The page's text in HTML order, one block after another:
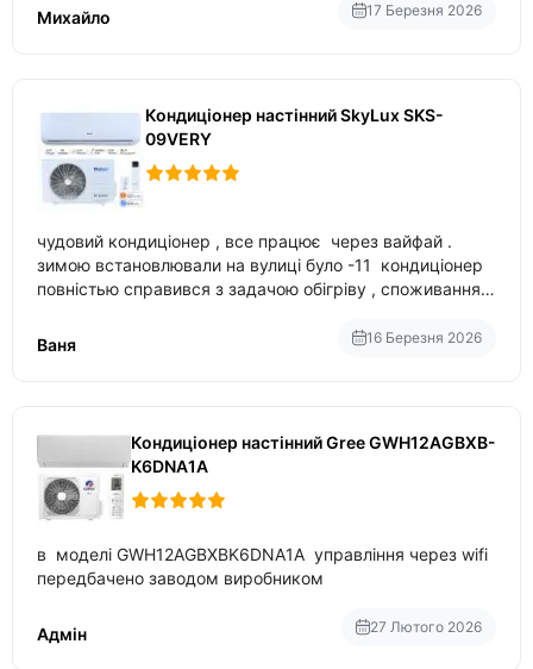
Михайло 17 Березня 2026
Кондиціонер настінний SkyLux SKS-
09VERY
чудовий кондиціонер , все працює через вайфай .
зимою встановлювали на вулиці було -11 кондиціонер
повністью справився з задачою обігріву , споживання
температури
Ваня 16 Березня 2026
Кондиціонер настінний Gree GWH12AGBXB-
K6DNA1A
в моделі GWH12AGBXBK6DNA1A управління через wifi
передбачено заводом виробником
Адмін 27 Лютого 2026